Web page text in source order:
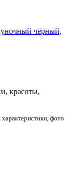
чёрный,
красоты,
фото